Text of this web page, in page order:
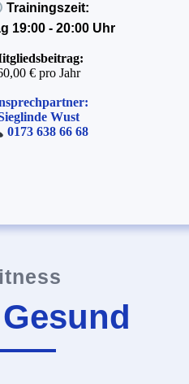
Trainingszeit:
19:00 - 20:00 Uhr
€ pro Jahr
Wust
0173 638 66 68